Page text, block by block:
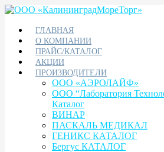
ГЛАВНАЯ
О КОМПАНИИ
ПРАЙС/КАТАЛОГ
АКЦИИ
ПРОИЗВОДИТЕЛИ
ООО «АЭРОЛАЙФ»
ООО “Лаборатория
Каталог
ВИНАР
ПАСКАЛЬ МЕДИКАЛ
ГЕНИКС КАТАЛОГ
Бергус КАТАЛОГ